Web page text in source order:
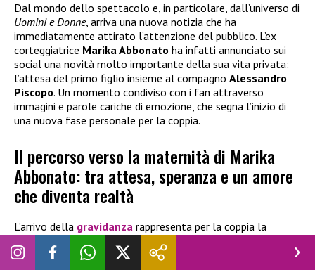
Dal mondo dello spettacolo e, in particolare, dall’universo di
Uomini e Donne, arriva una nuova notizia che ha
immediatamente attirato l’attenzione del pubblico. L’ex
corteggiatrice Marika Abbonato ha infatti annunciato sui
social una novità molto importante della sua vita privata:
l’attesa del primo figlio insieme al compagno Alessandro
Piscopo. Un momento condiviso con i fan attraverso
immagini e parole cariche di emozione, che segna l’inizio di
una nuova fase personale per la coppia.
Il percorso verso la maternità di Marika
Abbonato: tra attesa, speranza e un amore
che diventa realtà
L’arrivo della gravidanza rappresenta per la coppia la
però di difficoltà e attese
. Attraverso alcune storie e post